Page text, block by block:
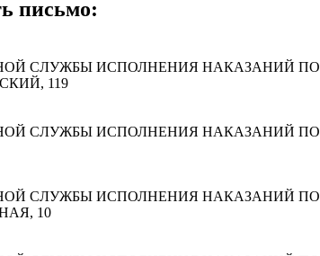
письмо:
СЛУЖБЫ ИСПОЛНЕНИЯ НАКАЗАНИЙ ПО
119
СЛУЖБЫ ИСПОЛНЕНИЯ НАКАЗАНИЙ ПО
СЛУЖБЫ ИСПОЛНЕНИЯ НАКАЗАНИЙ ПО
10